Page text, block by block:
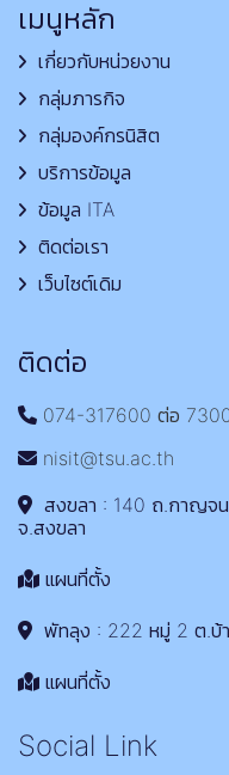
เมนูหลัก
เกี่ยวกับหน่วยงาน
กลุ่มภารกิจ
กลุ่มองค์กรนิสิต
บริการข้อมูล
ข้อมูล ITA
ติดต่อเรา
เว็บไซต์เดิม
ติดต่อ
074-317600 ต่อ
nisit@tsu.ac.th
สงขลา : 140 ถ.กาญจน
จ.สงขลา
แผนที่ตั้ง
พัทลุง : 222 หมู่ 2 ต.บ้
แผนที่ตั้ง
Social Link